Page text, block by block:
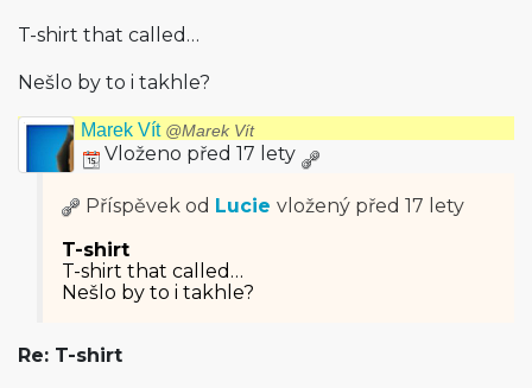
T-shirt that called…
Nešlo by to i takhle?
Marek Vít @Marek Vít
Vloženo před 17 lety
Příspěvek od Lucie vložený před 17 lety
T-shirt
T-shirt that called…
Nešlo by to i takhle?
Re: T-shirt